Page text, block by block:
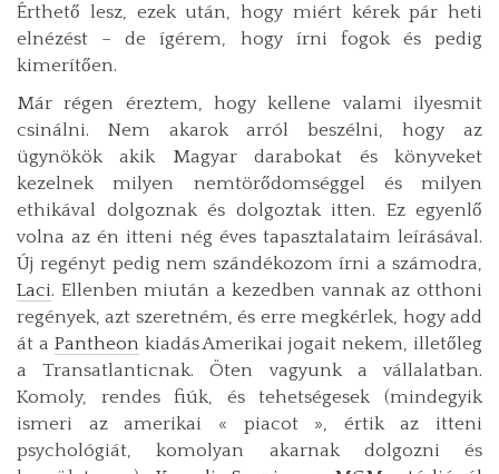
Érthető lesz, ezek után, hogy miért kérek pár heti
elnézést – de ígérem, hogy írni fogok és pedig
kimerítően.
Már régen éreztem, hogy kellene valami ilyesmit
csinálni. Nem akarok arról beszélni, hogy az
ügynökök akik Magyar darabokat és könyveket
kezelnek milyen nemtörődomséggel és milyen
ethikával dolgoznak és dolgoztak itten. Ez egyenlő
volna az én itteni nég éves tapasztalataim leírásával.
Új regényt pedig nem szándékozom írni a számodra,
Laci. Ellenben miután a kezedben vannak az otthoni
regények, azt szeretném, és erre megkérlek, hogy add
át a Pantheon kiadás Amerikai jogait nekem, illetőleg
a Transatlanticnak. Öten vagyunk a vállalatban.
Komoly, rendes fiúk, és tehetségesek (mindegyik
ismeri az amerikai « piacot », értik az itteni
psychológiát, komolyan akarnak dolgozni és